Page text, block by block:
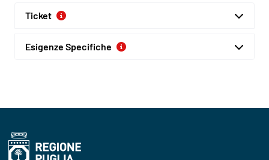
Ticket
Esigenze Specifiche